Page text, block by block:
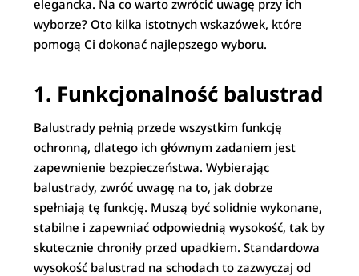
elegancka. Na co warto zwrócić uwagę przy ich
wyborze? Oto kilka istotnych wskazówek, które
pomogą Ci dokonać najlepszego wyboru.
1. Funkcjonalność balustrad
Balustrady pełnią przede wszystkim funkcję
ochronną, dlatego ich głównym zadaniem jest
zapewnienie bezpieczeństwa. Wybierając
balustrady, zwróć uwagę na to, jak dobrze
spełniają tę funkcję. Muszą być solidnie wykonane,
stabilne i zapewniać odpowiednią wysokość, tak by
skutecznie chroniły przed upadkiem. Standardowa
wysokość balustrad na schodach to zazwyczaj od